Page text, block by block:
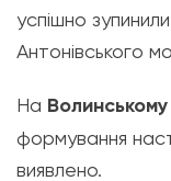
успішно
Антонівського
На Волинському
формування
виявлено.